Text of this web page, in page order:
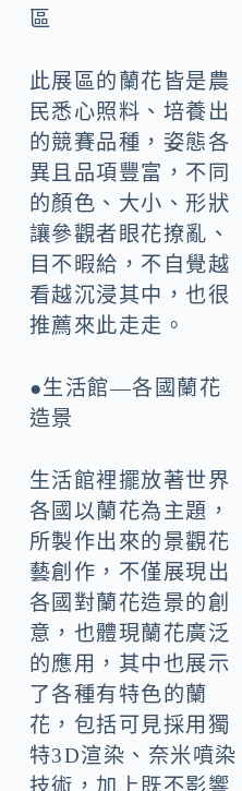
區
此展區的蘭花皆是農
民悉心照料、培養出
的競賽品種，姿態各
異且品項豐富，不同
的顏色、大小、形狀
讓參觀者眼花撩亂、
目不暇給，不自覺越
看越沉浸其中，也很
推薦來此走走。
●生活館—各國蘭花
造景
生活館裡擺放著世界
各國以蘭花為主題，
所製作出來的景觀花
藝創作，不僅展現出
各國對蘭花造景的創
意，也體現蘭花廣泛
的應用，其中也展示
了各種有特色的蘭
花，包括可見採用獨
特3D渲染、奈米噴染
技術，加上既不影響